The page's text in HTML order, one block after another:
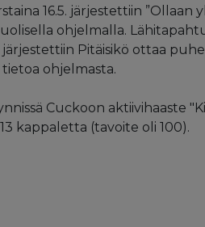
16.5. järjestettiin ”Ollaan
ohjelmalla.
järjestettiin Pitäisikö ottaa
ohjelmasta.
Cuckoon aktiivihaaste
kappaletta (tavoite oli 100).